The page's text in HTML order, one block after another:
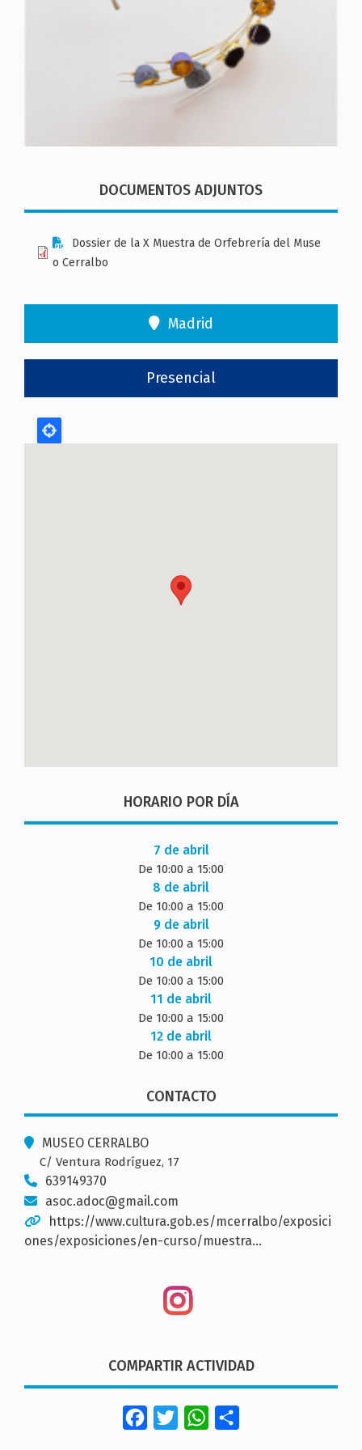
DOCUMENTOS ADJUNTOS
Dossier de la X Muestra de Orfebrería del Muse
o Cerralbo
Madrid
Presencial
HORARIO POR DÍA
7 de abril
De 10:00 a 15:00
8 de abril
De 10:00 a 15:00
9 de abril
De 10:00 a 15:00
10 de abril
De 10:00 a 15:00
11 de abril
De 10:00 a 15:00
12 de abril
De 10:00 a 15:00
CONTACTO
MUSEO CERRALBO
C/ Ventura Rodríguez, 17
639149370
asoc.adoc@gmail.com
https://www.cultura.gob.es/mcerralbo/exposici
ones/exposiciones/en-curso/muestra…
COMPARTIR ACTIVIDAD
FacebookTwitterWhatsApp